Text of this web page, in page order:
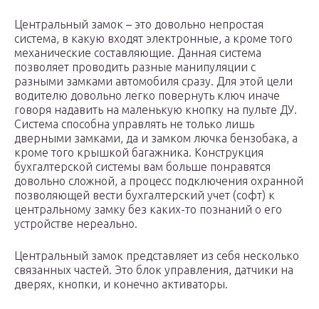
Центральный замок – это довольно непростая
система, в какую входят электронные, а кроме того
механические составляющие. Данная система
позволяет проводить разные манипуляции с
разными замками автомобиля сразу. Для этой цели
водителю довольно легко повернуть ключ иначе
говоря надавить на маленькую кнопку на пульте ДУ.
Система способна управлять не только лишь
дверными замками, да и замком лючка бензобака, а
кроме того крышкой багажника. Конструкция
бухгалтерской системы вам больше понравятся
довольно сложной, а процесс подключения охранной
позволяющей вести бухгалтерский учет (софт) к
центральному замку без каких-то познаний о его
устройстве нереально.
Центральный замок представляет из себя несколько
связанных частей. Это блок управления, датчики на
дверях, кнопки, и конечно активаторы.